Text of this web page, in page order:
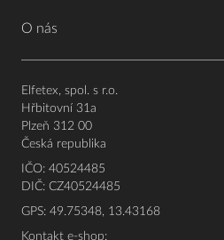
O nás
Elfetex, spol. s r.o.
Hřbitovní 31a
Plzeň 312 00
Česká republika
IČO: 40524485
DIČ: CZ40524485
GPS: 49.75348, 13.43168
Kontakt e-shop: